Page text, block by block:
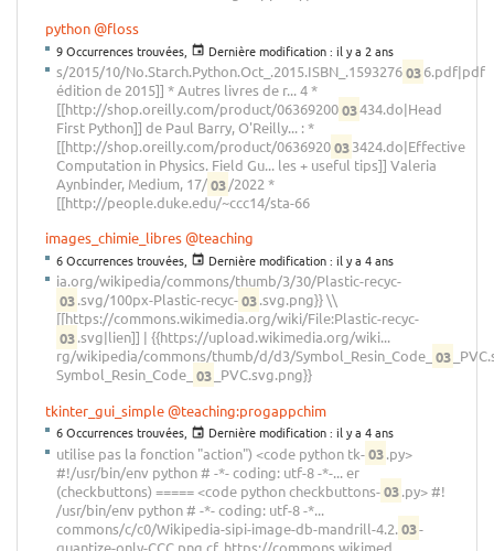
python@floss
9 Occurrences trouvées, Dernière modification : il y a 2 ans
s/2015/10/No.Starch.Python.Oct_.2015.ISBN_.159327603 6.pdf|pdf
édition de 2015]] * Autres livres de r... 4 *
[[http://shop.oreilly.com/product/0636920003434.do|Head
First Python]] de Paul Barry, O'Reilly... : *
[[http://shop.oreilly.com/product/063692003 3424.do|Effective
Computation in Physics. Field Gu... les + useful tips]] Valeria
Aynbinder, Medium, 17/03 /2022 *
[[http://people.duke.edu/~ccc14/sta-66
images_chimie_libres@teaching
6 Occurrences trouvées, Dernière modification : il y a 4 ans
ia.org/wikipedia/commons/thumb/3/30/Plastic-recyc-
03 .svg/100px-Plastic-recyc-03.svg.png}} \\
[[https://commons.wikimedia.org/wiki/File:Plastic-recyc-
03 .svg|lien]] | {{https://upload.wikimedia.org/wiki...
rg/wikipedia/commons/thumb/d/d3/Symbol_Resin_Code_ 03
Symbol_Resin_Code_ 03 _PVC.svg.png}}
tkinter_gui_simple@teaching:progappchim
6 Occurrences trouvées, Dernière modification : il y a 4 ans
utilise pas la fonction "action") <code python tk-03 .py>
#!/usr/bin/env python # -*- coding: utf-8 -*-... er
(checkbuttons) ===== <code python checkbuttons-03 .py> #!
/usr/bin/env python # -*- coding: utf-8 -*...
commons/c/c0/Wikipedia-sipi-image-db-mandrill-4.2.03-
quantize-only-CCC.png cf. https://commons.wikimed...